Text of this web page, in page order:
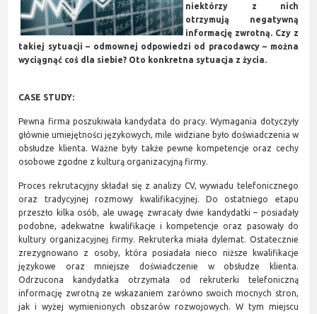
niektórzy z nich
otrzymują negatywną
informację zwrotną. Czy z
takiej sytuacji – odmownej odpowiedzi od pracodawcy – można
wyciągnąć coś dla siebie? Oto konkretna sytuacja z życia.
CASE STUDY:
Pewna firma poszukiwała kandydata do pracy. Wymagania dotyczyły
głównie umiejętności językowych, mile widziane było doświadczenia w
obsłudze klienta. Ważne były także pewne kompetencje oraz cechy
osobowe zgodne z kulturą organizacyjną firmy.
Proces rekrutacyjny składał się z analizy CV, wywiadu telefonicznego
oraz tradycyjnej rozmowy kwalifikacyjnej. Do ostatniego etapu
przeszło kilka osób, ale uwagę zwracały dwie kandydatki – posiadały
podobne, adekwatne kwalifikacje i kompetencje oraz pasowały do
kultury organizacyjnej firmy. Rekruterka miała dylemat. Ostatecznie
zrezygnowano z osoby, która posiadała nieco niższe kwalifikacje
językowe oraz mniejsze doświadczenie w obsłudze klienta.
Odrzucona kandydatka otrzymała od rekruterki telefoniczną
informację zwrotną ze wskazaniem zarówno swoich mocnych stron,
jak i wyżej wymienionych obszarów rozwojowych. W tym miejscu